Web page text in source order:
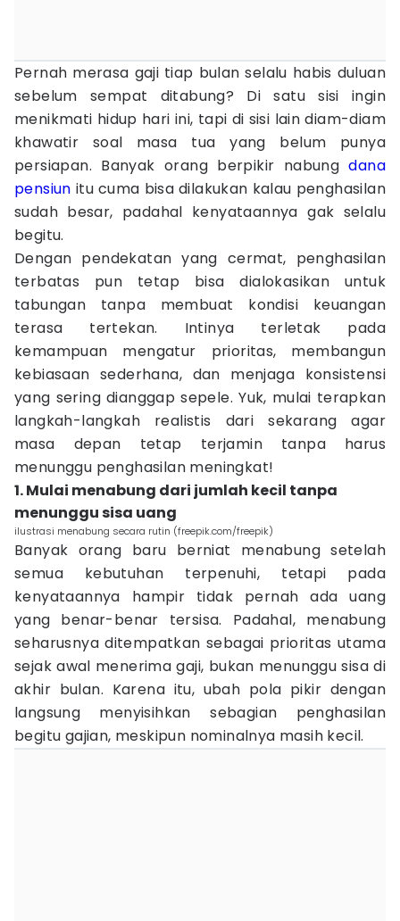
Pernah merasa gaji tiap bulan selalu habis duluan
sebelum sempat ditabung? Di satu sisi ingin
menikmati hidup hari ini, tapi di sisi lain diam-diam
khawatir soal masa tua yang belum punya
persiapan. Banyak orang berpikir nabungdana
pensiun itu cuma bisa dilakukan kalau penghasilan
sudah besar, padahal kenyataannya gak selalu
begitu.
Dengan pendekatan yang cermat, penghasilan
terbatas pun tetap bisa dialokasikan untuk
tabungan tanpa membuat kondisi keuangan
terasa tertekan. Intinya terletak pada
kemampuan mengatur prioritas, membangun
kebiasaan sederhana, dan menjaga konsistensi
yang sering dianggap sepele. Yuk, mulai terapkan
langkah-langkah realistis dari sekarang agar
masa depan tetap terjamin tanpa harus
menunggu penghasilan meningkat!
1. Mulai menabung dari jumlah kecil tanpa
menunggu sisa uang
ilustrasi menabung secara rutin (freepik.com/freepik)
Banyak orang baru berniat menabung setelah
semua kebutuhan terpenuhi, tetapi pada
kenyataannya hampir tidak pernah ada uang
yang benar-benar tersisa. Padahal, menabung
seharusnya ditempatkan sebagai prioritas utama
sejak awal menerima gaji, bukan menunggu sisa di
akhir bulan. Karena itu, ubah pola pikir dengan
langsung menyisihkan sebagian penghasilan
begitu gajian, meskipun nominalnya masih kecil.